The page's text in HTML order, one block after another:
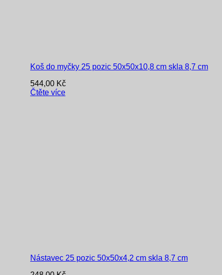
Koš do myčky 25 pozic 50x50x10,8 cm skla 8,7 cm
544,00 Kč
Čtěte více
Nástavec 25 pozic 50x50x4,2 cm skla 8,7 cm